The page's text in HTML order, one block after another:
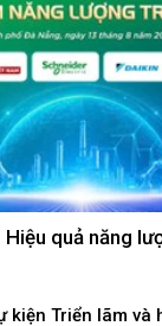
quả năng
kiện Triển lãm và